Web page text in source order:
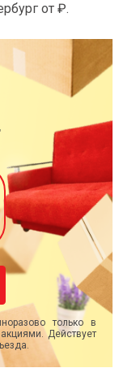
от ₽.
только в
Действует